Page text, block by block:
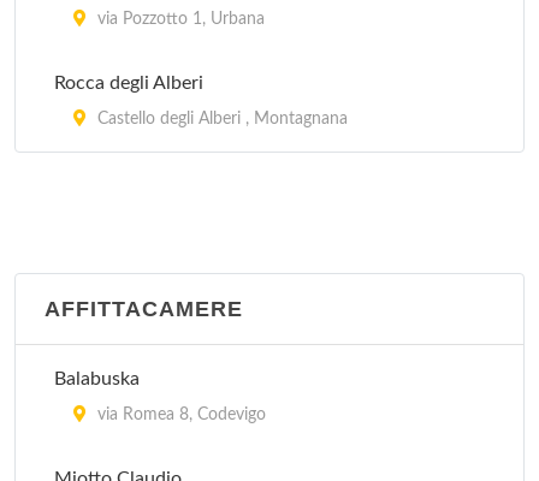
via Antonio Locatelli 45, Padova
via Pozzotto 1, Urbana
Rocca degli Alberi
Castello degli Alberi , Montagnana
AFFITTACAMERE
Balabuska
via Romea 8, Codevigo